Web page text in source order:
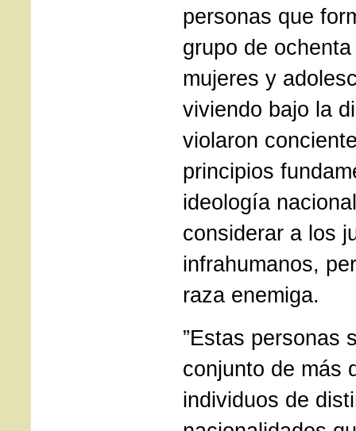
personas que
grupo de
mujeres y
viviendo bajo la
violaron
principios
ideología
considerar a los
infrahumanos,
raza enemiga.
”Estas personas
conjunto de más
individuos de